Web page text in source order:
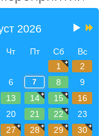
2026
Чт Пт Сб
Вс
1
2
6 7 8
9
13 14 15
16
20 21 22
23
27 28 29
30